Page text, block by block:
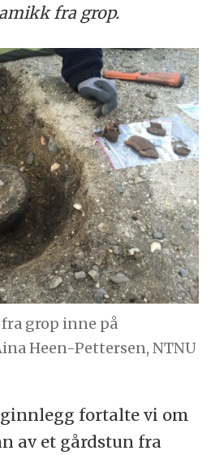
fra grop.
grop inne på
Heen-Pettersen, NTNU
fortalte vi om
av et gårdstun fra